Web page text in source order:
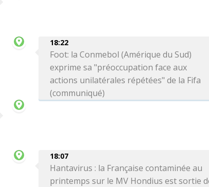
18:22
Foot: la Conmebol (Amérique du Sud)
exprime sa "préoccupation face aux
actions unilatérales répétées" de la Fifa
(communiqué)
18:07
Hantavirus : la Française contaminée au
printemps sur le MV Hondius est sortie